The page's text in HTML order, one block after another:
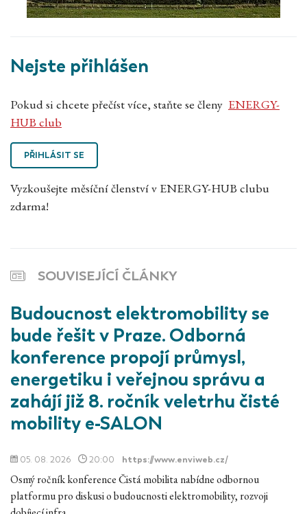
Nejste přihlášen
Pokud si chcete přečíst více, staňte se členy ENERGY-
HUB club
PŘIHLÁSIT SE
Vyzkoušejte měsíční členství v ENERGY-HUB clubu
zdarma!
SOUVISEJÍCÍ ČLÁNKY
Budoucnost elektromobility se
bude řešit v Praze. Odborná
konference propojí průmysl,
energetiku i veřejnou správu a
zahájí již 8. ročník veletrhu čisté
mobility e-SALON
05. 08. 2026 20:00 https://www.enviweb.cz/
Osmý ročník konference Čistá mobilita nabídne odbornou
platformu pro diskusi o budoucnosti elektromobility, rozvoji